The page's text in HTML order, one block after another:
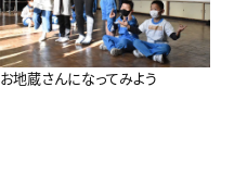
お地蔵さんになってみよう